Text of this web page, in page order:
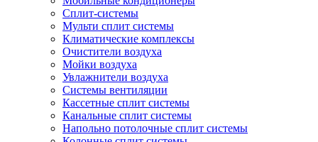
Сплит-системы
Мульти сплит системы
Климатические комплексы
Очистители воздуха
Мойки воздуха
Увлажнители воздуха
Системы вентиляции
Кассетные сплит системы
Канальные сплит системы
Напольно потолочные сплит системы